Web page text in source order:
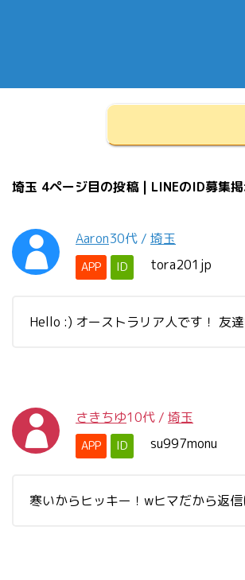
埼玉 4ページ目の投稿 | LINEのID募集
Aaron30代 / 埼玉
APP ID tora201jp
Hello :) オーストラリア人です！ 友
さきちゆ10代 / 埼玉
APP ID su997monu
寒いからヒッキー！wヒマだから返